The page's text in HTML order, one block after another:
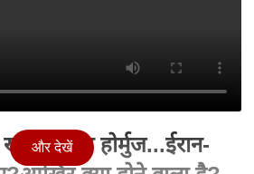
जाएगा होर्मुज...ईरान-
और देखें